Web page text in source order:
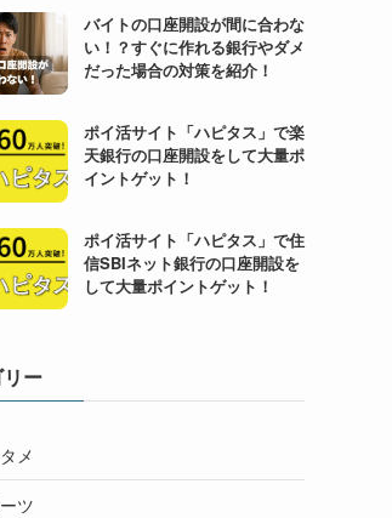
バイトの口座開設が間に合わな
い！？すぐに作れる銀行やダメ
だった場合の対策を紹介！
ポイ活サイト「ハピタス」で楽
天銀行の口座開設をして大量ポ
イントゲット！
ポイ活サイト「ハピタス」で住
信SBIネット銀行の口座開設を
して大量ポイントゲット！
ー
メ
ツ